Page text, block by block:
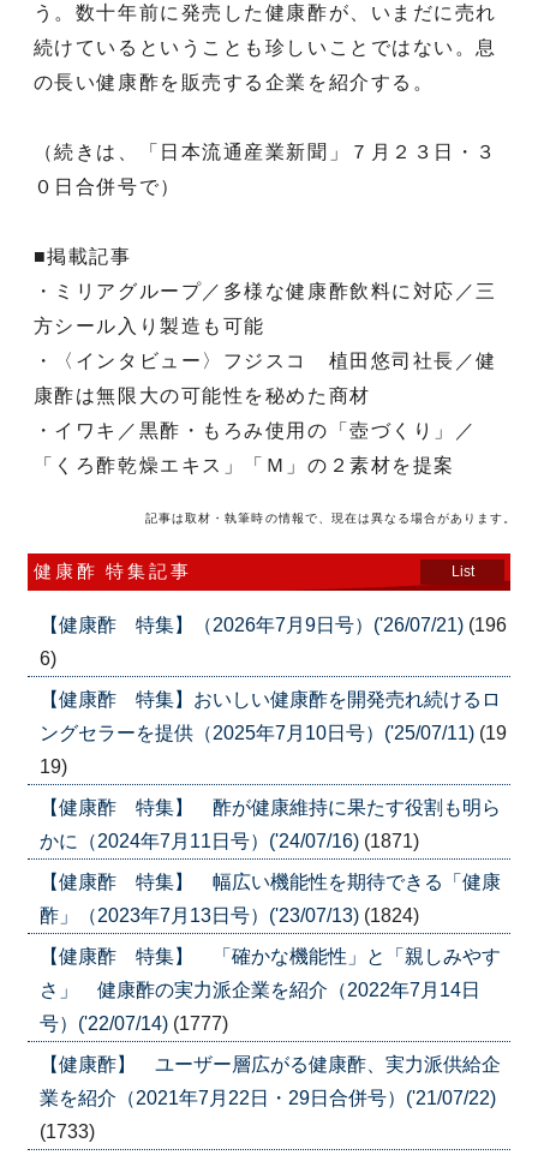
う。数十年前に発売した健康酢が、いまだに売れ
続けているということも珍しいことではない。息
の長い健康酢を販売する企業を紹介する。
（続きは、「日本流通産業新聞」７月２３日・３
０日合併号で）
■掲載記事
・ミリアグループ／多様な健康酢飲料に対応／三
方シール入り製造も可能
・〈インタビュー〉フジスコ 植田悠司社長／健
康酢は無限大の可能性を秘めた商材
・イワキ／黒酢・もろみ使用の「壺づくり」／
「くろ酢乾燥エキス」「Ｍ」の２素材を提案
記事は取材・執筆時の情報で、現在は異なる場合があります。
健康酢 特集記事 List
【健康酢 特集】（2026年7月9日号）('26/07/21) (196
6)
【健康酢 特集】おいしい健康酢を開発売れ続けるロ
ングセラーを提供（2025年7月10日号）('25/07/11) (19
19)
【健康酢 特集】 酢が健康維持に果たす役割も明ら
かに（2024年7月11日号）('24/07/16) (1871)
【健康酢 特集】 幅広い機能性を期待できる「健康
酢」（2023年7月13日号）('23/07/13) (1824)
【健康酢 特集】 「確かな機能性」と「親しみやす
さ」 健康酢の実力派企業を紹介（2022年7月14日
号）('22/07/14) (1777)
【健康酢】 ユーザー層広がる健康酢、実力派供給企
業を紹介（2021年7月22日・29日合併号）('21/07/22)
(1733)